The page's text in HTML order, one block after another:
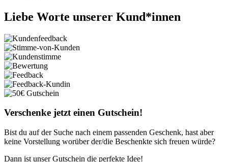
Liebe Worte unserer Kund*innen
Verschenke jetzt einen Gutschein!
Bist du auf der Suche nach einem passenden Geschenk, hast aber
keine Vorstellung worüber der/die Beschenkte sich freuen würde?
Dann ist unser Gutschein die perfekte Idee!